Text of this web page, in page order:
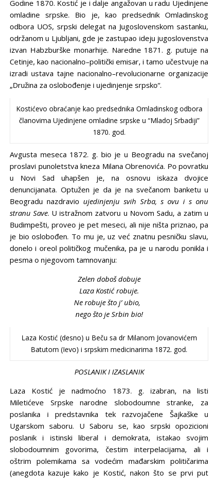
Godine 1870. Kostić je i dalje angažovan u radu Ujedinjene
omladine srpske. Bio je, kao predsednik Omladinskog
odbora UOS, srpski delegat na Jugoslovenskom sastanku,
održanom u Ljubljani, gde je zastupao ideju jugoslovenstva
izvan Habzburške monarhije. Naredne 1871. g. putuje na
Cetinje, kao nacionalno–politički emisar, i tamo učestvuje na
izradi ustava tajne nacionalno–revolucionarne organizacije
„Družina za oslobođenje i ujedinjenje srpsko“.
Kostićevo obraćanje kao predsednika Omladinskog odbora
članovima Ujedinjene omladine srpske u “Mladoj Srbadiji”
1870. god.
Avgusta meseca 1872. g. bio je u Beogradu na svečanoj
proslavi punoletstva kneza Milana Obrenovića. Po povratku
u Novi Sad uhapšen je, na osnovu iskaza dvojice
denuncijanata. Optužen je da je na svečanom banketu u
Beogradu nazdravio ujedinjenju svih Srba, s ovu i s onu
stranu Save. U istražnom zatvoru u Novom Sadu, a zatim u
Budimpešti, proveo je pet meseci, ali nije ništa priznao, pa
je bio oslobođen. To mu je, uz već znatnu pesničku slavu,
donelo i oreol političkog mučenika, pa je u narodu ponikla i
pesma o njegovom tamnovanju:
Zelen doboš dobuje
Laza Kostić robuje.
Ne robuje što j’ ubio,
nego što je Srbin bio!
Laza Kostić (desno) u Beču sa dr Milanom Jovanovićem
Batutom (Ievo) i srpskim medicinarima 1872. god.
POSLANIK I IZASLANIK
Laza Kostić je nadmoćno 1873. g. izabran, na listi
Miletićeve Srpske narodne slobodoumne stranke, za
poslanika i predstavnika tek razvojačene Šajkaške u
Ugarskom saboru. U Saboru se, kao srpski opozicioni
poslanik i istinski liberal i demokrata, istakao svojim
slobodoumnim govorima, čestim interpelacijama, ali i
oštrim polemikama sa vodećim mađarskim političarima
(anegdota kazuje kako je Kostić, nakon što se prvi put